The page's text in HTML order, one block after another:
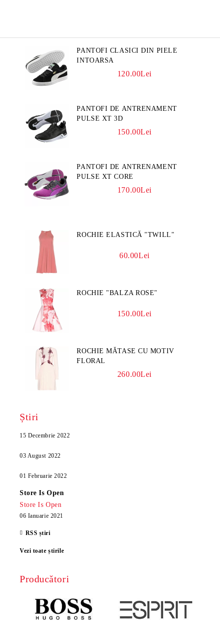
PANTOFI CLASICI DIN PIELE
INTOARSA
120.00Lei
PANTOFI DE ANTRENAMENT
PULSE XT 3D
150.00Lei
PANTOFI DE ANTRENAMENT
PULSE XT CORE
170.00Lei
ROCHIE ELASTICĂ "TWILL"
60.00Lei
ROCHIE "BALZA ROSE"
150.00Lei
ROCHIE MĂTASE CU MOTIV
FLORAL
260.00Lei
Știri
15 Decembrie 2022
03 August 2022
01 Februarie 2022
Store Is Open
Store Is Open
06 Ianuarie 2021
RSS știri
Vezi toate știrile
Producători